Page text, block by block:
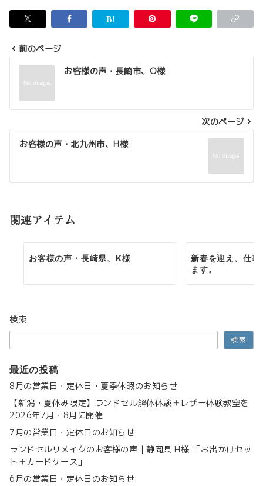
投
ナ
ビ
ゲ
シ
ン
前のページ
お客様の声・長崎市、O様
次のページ
お客様の声・北九州市、H様
関連アイテム
お客様の声・長崎県、K様
新春を迎え、仕
ます。
検索
検索
最近の投稿
8月の営業日・定休日・夏季休暇のお知らせ
【新潟・夏休み限定】ランドセル解体体験＋レザー体験教室を
2026年7月・8月に開催
7月の営業日・定休日のお知らせ
ランドセルリメイクのお客様の声｜静岡県 H様 「お出かけセッ
ト＋カードケース」
6月の営業日・定休日のお知らせ